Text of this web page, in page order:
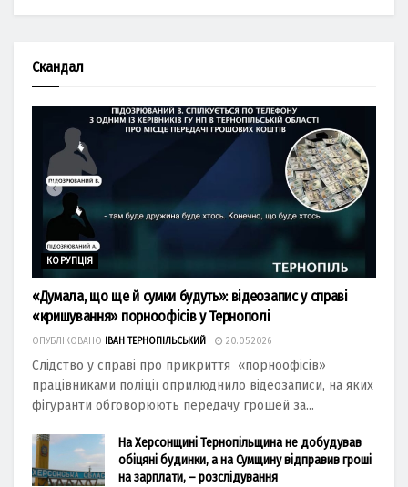
Скандал
КОРУПЦІЯ
«Думала, що ще й сумки будуть»: відеозапис у справі
«кришування» порноофісів у Тернополі
ОПУБЛІКОВАНО ІВАН ТЕРНОПІЛЬСЬКИЙ 20.05.2026
Слідство у справі про прикриття «порноофісів»
працівниками поліції оприлюднило відеозаписи, на яких
фігуранти обговорюють передачу грошей за...
На Херсонщині Тернопільщина не добудував
обіцяні будинки, а на Сумщину відправив гроші
на зарплати, – розслідування